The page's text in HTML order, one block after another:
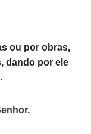
ou por obras,
dando por ele